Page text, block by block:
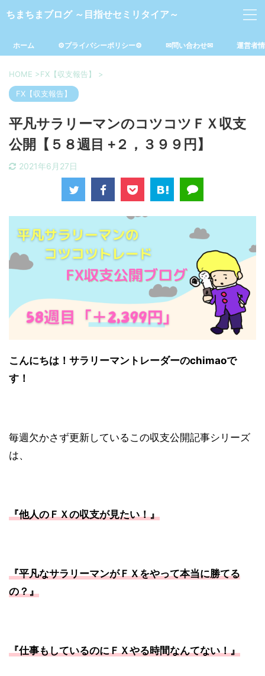
ちまちまブログ ～目指せセミリタイア～
ホーム ⚙プライバシーポリシー⚙ ✉問い合わせ✉ 運営者
HOME >FX【収支報告】 >
FX【収支報告】
平凡サラリーマンのコツコツＦＸ収支
公開【５８週目 +２，３９９円】
2021年6月27日
こんにちは！サラリーマントレーダーのchimaoで
す！
毎週欠かさず更新しているこの収支公開記事シリーズ
は、
『他人のＦＸの収支が見たい！』
『平凡なサラリーマンがＦＸをやって本当に勝てる
の？』
『仕事もしているのにＦＸやる時間なんてない！』